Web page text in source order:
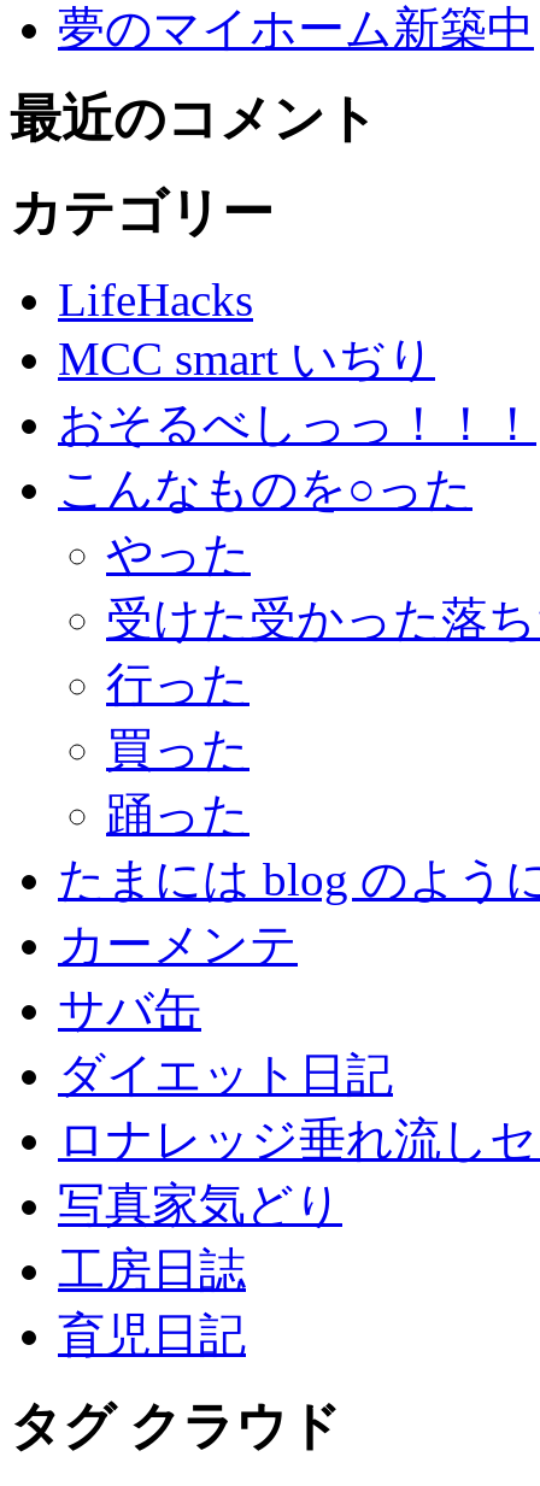
夢のマイホーム新築中
最近のコメント
カテゴリー
LifeHacks
MCC smart いぢり
おそるべしっっ！！！
こんなものを○った
やった
受けた受かった落
行った
買った
踊った
たまには blog のよう
カーメンテ
サバ缶
ダイエット日記
ロナレッジ垂れ流し
写真家気どり
工房日誌
育児日記
タグ クラウド